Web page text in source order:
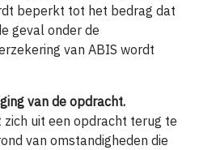
beperkt tot het bedrag dat
geval onder de
van ABIS wordt
van de opdracht.
uit een opdracht terug te
van omstandigheden die